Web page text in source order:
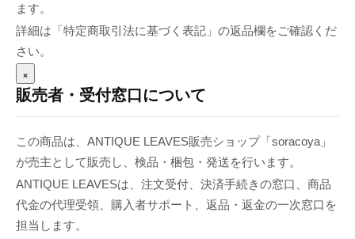
ます。
詳細は「特定商取引法に基づく表記」の返品欄をご確認くだ
さい。
×
販売者・受付窓口について
この商品は、ANTIQUE LEAVES販売ショップ「soracoya」
が売主として販売し、検品・梱包・発送を行います。
ANTIQUE LEAVESは、注文受付、決済手続きの窓口、商品
代金の代理受領、購入者サポート、返品・返金の一次窓口を
担当します。